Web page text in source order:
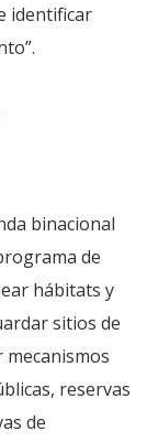
identificar
binacional
de
hábitats y
sitios de
reservas
de